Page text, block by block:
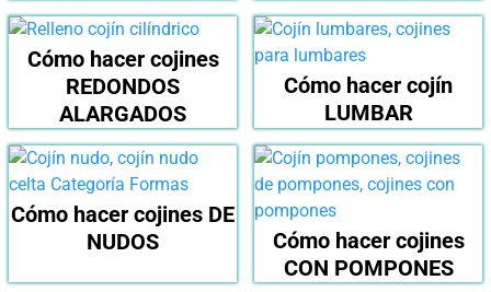
Cómo hacer cojines
REDONDOS
ALARGADOS
Cómo hacer cojín
LUMBAR
Cómo hacer cojines DE
NUDOS
Cómo hacer cojines
CON POMPONES